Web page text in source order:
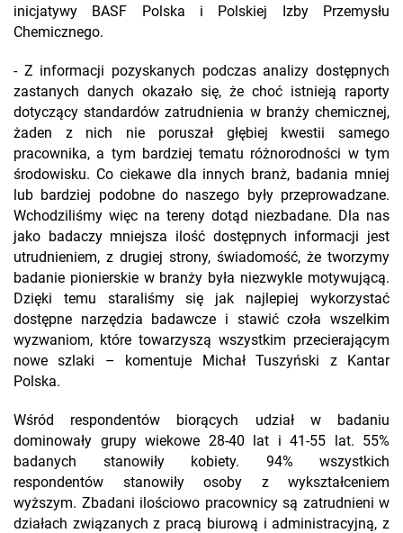
inicjatywy BASF Polska i Polskiej Izby Przemysłu
Chemicznego.
- Z informacji pozyskanych podczas analizy dostępnych
zastanych danych okazało się, że choć istnieją raporty
dotyczący standardów zatrudnienia w branży chemicznej,
żaden z nich nie poruszał głębiej kwestii samego
pracownika, a tym bardziej tematu różnorodności w tym
środowisku. Co ciekawe dla innych branż, badania mniej
lub bardziej podobne do naszego były przeprowadzane.
Wchodziliśmy więc na tereny dotąd niezbadane. Dla nas
jako badaczy mniejsza ilość dostępnych informacji jest
utrudnieniem, z drugiej strony, świadomość, że tworzymy
badanie pionierskie w branży była niezwykle motywującą.
Dzięki temu staraliśmy się jak najlepiej wykorzystać
dostępne narzędzia badawcze i stawić czoła wszelkim
wyzwaniom, które towarzyszą wszystkim przecierającym
nowe szlaki – komentuje Michał Tuszyński z Kantar
Polska.
Wśród respondentów biorących udział w badaniu
dominowały grupy wiekowe 28-40 lat i 41-55 lat. 55%
badanych stanowiły kobiety. 94% wszystkich
respondentów stanowiły osoby z wykształceniem
wyższym. Zbadani ilościowo pracownicy są zatrudnieni w
działach związanych z pracą biurową i administracyjną, z